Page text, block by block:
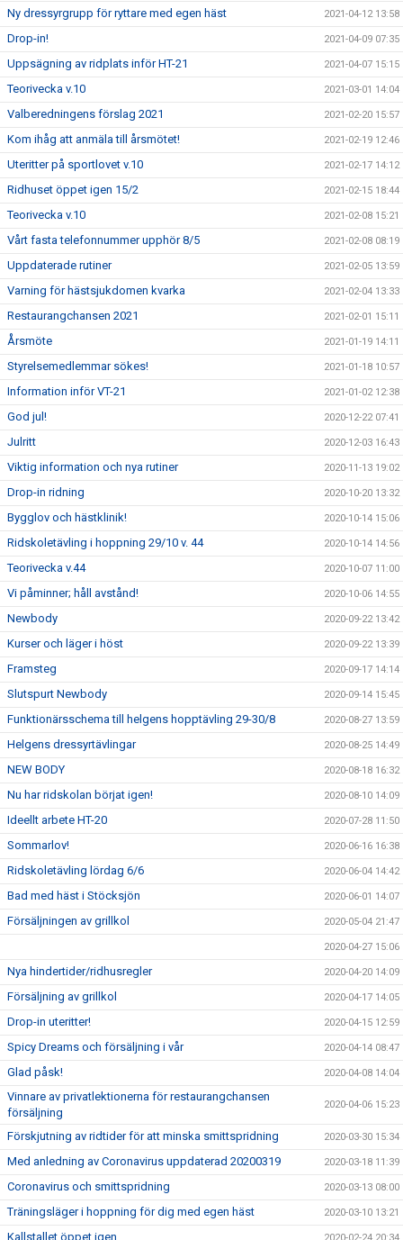
Ny dressyrgrupp för ryttare med egen häst 2021-04-12 13:58
Drop-in! 2021-04-09 07:35
Uppsägning av ridplats inför HT-21 2021-04-07 15:15
Teorivecka v.10 2021-03-01 14:04
Valberedningens förslag 2021 2021-02-20 15:57
Kom ihåg att anmäla till årsmötet! 2021-02-19 12:46
Uteritter på sportlovet v.10 2021-02-17 14:12
Ridhuset öppet igen 15/2 2021-02-15 18:44
Teorivecka v.10 2021-02-08 15:21
Vårt fasta telefonnummer upphör 8/5 2021-02-08 08:19
Uppdaterade rutiner 2021-02-05 13:59
Varning för hästsjukdomen kvarka 2021-02-04 13:33
Restaurangchansen 2021 2021-02-01 15:11
Årsmöte 2021-01-19 14:11
Styrelsemedlemmar sökes! 2021-01-18 10:57
Information inför VT-21 2021-01-02 12:38
God jul! 2020-12-22 07:41
Julritt 2020-12-03 16:43
Viktig information och nya rutiner 2020-11-13 19:02
Drop-in ridning 2020-10-20 13:32
Bygglov och hästklinik! 2020-10-14 15:06
Ridskoletävling i hoppning 29/10 v. 44 2020-10-14 14:56
Teorivecka v.44 2020-10-07 11:00
Vi påminner; håll avstånd! 2020-10-06 14:55
Newbody 2020-09-22 13:42
Kurser och läger i höst 2020-09-22 13:39
Framsteg 2020-09-17 14:14
Slutspurt Newbody 2020-09-14 15:45
Funktionärsschema till helgens hopptävling 29-30/8 2020-08-27 13:59
Helgens dressyrtävlingar 2020-08-25 14:49
NEW BODY 2020-08-18 16:32
Nu har ridskolan börjat igen! 2020-08-10 14:09
Ideellt arbete HT-20 2020-07-28 11:50
Sommarlov! 2020-06-16 16:38
Ridskoletävling lördag 6/6 2020-06-04 14:42
Bad med häst i Stöcksjön 2020-06-01 14:07
Försäljningen av grillkol 2020-05-04 21:47
2020-04-27 15:06
Nya hindertider/ridhusregler 2020-04-20 14:09
Försäljning av grillkol 2020-04-17 14:05
Drop-in uteritter! 2020-04-15 12:59
Spicy Dreams och försäljning i vår 2020-04-14 08:47
Glad påsk! 2020-04-08 14:04
Vinnare av privatlektionerna för restaurangchansen
försäljning
2020-04-06 15:23
Förskjutning av ridtider för att minska smittspridning 2020-03-30 15:34
Med anledning av Coronavirus uppdaterad 20200319 2020-03-18 11:39
Coronavirus och smittspridning 2020-03-13 08:00
Träningsläger i hoppning för dig med egen häst 2020-03-10 13:21
Kallstallet öppet igen